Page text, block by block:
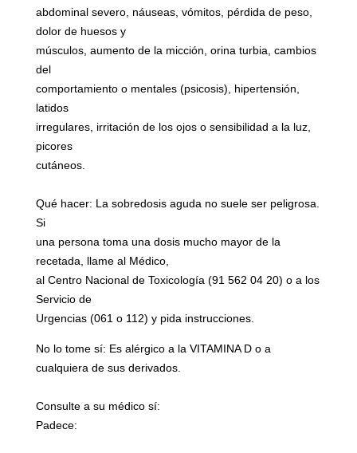
abdominal severo, náuseas, vómitos, pérdida de peso,
dolor de huesos y
músculos, aumento de la micción, orina turbia, cambios
del
comportamiento o mentales (psicosis), hipertensión,
latidos
irregulares, irritación de los ojos o sensibilidad a la luz,
picores
cutáneos.
Qué hacer: La sobredosis aguda no suele ser peligrosa.
Si
una persona toma una dosis mucho mayor de la
recetada, llame al Médico,
al Centro Nacional de Toxicología (91 562 04 20) o a los
Servicio de
Urgencias (061 o 112) y pida instrucciones.
No lo tome sí: Es alérgico a la VITAMINA D o a
cualquiera de sus derivados.
Consulte a su médico sí:
Padece: